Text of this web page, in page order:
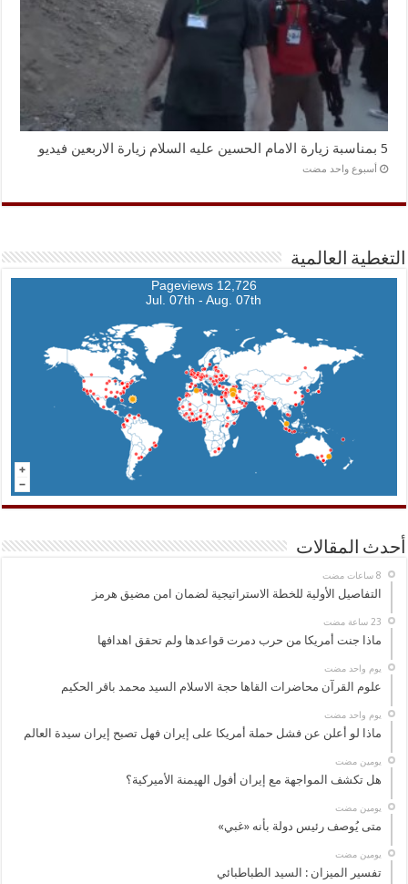
5 بمناسبة زيارة الامام الحسين عليه السلام زيارة الاربعين فيديو
‏أسبوع واحد مضت
التغطية العالمية
12,726 Pageviews
Jul. 07th - Aug. 07th
أحدث المقالات
التفاصيل الأولية للخطة الاستراتيجية لضمان امن مضيق هرمز
ماذا جنت أمريكا من حرب دمرت قواعدها ولم تحقق اهدافها
‏يوم واحد مضت
علوم القرآن محاضرات القاها حجة الاسلام السيد محمد باقر الحكيم
‏يوم واحد مضت
ماذا لو أعلن عن فشل حملة أمريكا على إيران فهل تصبح إيران سيدة العالم
‏يومين مضت
هل تكشف المواجهة مع إيران أفول الهيمنة الأميركية؟
‏يومين مضت
متى يُوصف رئيس دولة بأنه «غبي»
‏يومين مضت
تفسير الميزان : السيد الطباطبائي